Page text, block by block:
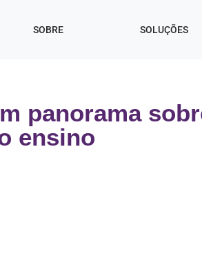
SOBRE SOLUÇÕES
panorama
ensino